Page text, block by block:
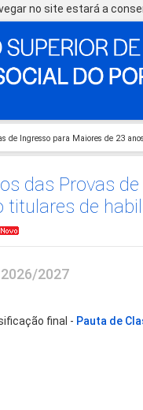
no site estará a
de Ingresso para Maiores de 23
das Provas
titulares de
2027
final - Pauta de